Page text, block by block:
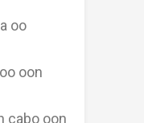
oo
oon
cabo oon